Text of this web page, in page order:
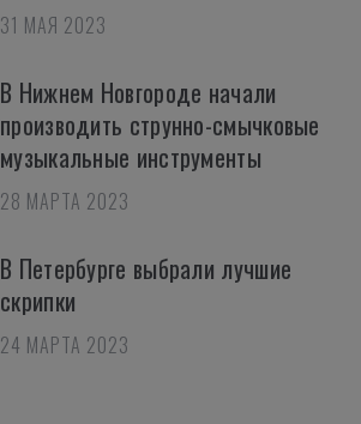
31 МАЯ 2023
В Нижнем Новгороде начали
производить струнно-смычковые
музыкальные инструменты
28 МАРТА 2023
В Петербурге выбрали лучшие
скрипки
24 МАРТА 2023